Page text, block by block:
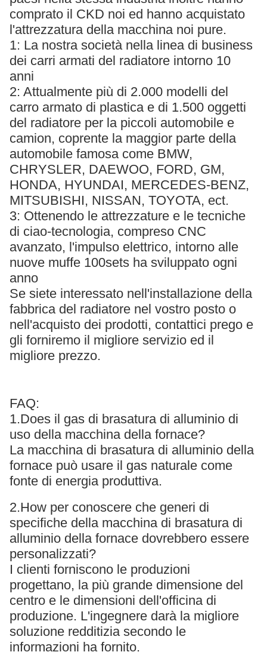
comprato il CKD noi ed hanno acquistato
l'attrezzatura della macchina noi pure.
1: La nostra società nella linea di business
dei carri armati del radiatore intorno 10
anni
2: Attualmente più di 2.000 modelli del
carro armato di plastica e di 1.500 oggetti
del radiatore per la piccoli automobile e
camion, coprente la maggior parte della
automobile famosa come BMW,
CHRYSLER, DAEWOO, FORD, GM,
HONDA, HYUNDAI, MERCEDES-BENZ,
MITSUBISHI, NISSAN, TOYOTA, ect.
3: Ottenendo le attrezzature e le tecniche
di ciao-tecnologia, compreso CNC
avanzato, l'impulso elettrico, intorno alle
nuove muffe 100sets ha sviluppato ogni
anno
Se siete interessato nell'installazione della
fabbrica del radiatore nel vostro posto o
nell'acquisto dei prodotti, contattici prego e
gli forniremo il migliore servizio ed il
migliore prezzo.
FAQ:
1.Does il gas di brasatura di alluminio di
uso della macchina della fornace?
La macchina di brasatura di alluminio della
fornace può usare il gas naturale come
fonte di energia produttiva.
2.How per conoscere che generi di
specifiche della macchina di brasatura di
alluminio della fornace dovrebbero essere
personalizzati?
I clienti forniscono le produzioni
progettano, la più grande dimensione del
centro e le dimensioni dell'officina di
produzione. L'ingegnere darà la migliore
soluzione redditizia secondo le
informazioni ha fornito.